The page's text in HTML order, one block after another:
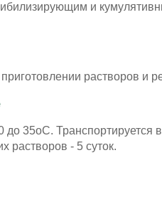
и
растворов и
до 35оС. Транспортируется
растворов - 5 суток.